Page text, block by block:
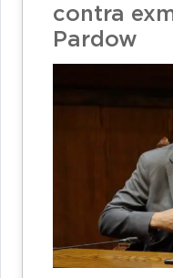
contra
Pardow